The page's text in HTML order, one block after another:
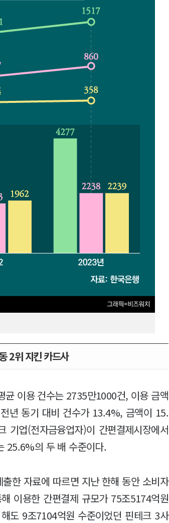
2위 지킨 카드사
균 이용 건수는 2735만1000건, 이용 금액
년 동기 대비 건수가 13.4%, 금액이 15.
기업(전자금융업자)이 간편결제시장에서
25.6%의 두 배 수준이다.
한 자료에 따르면 지난 한해 동안 소비자
이용한 간편결제 규모가 75조5174억원
도 9조7104억원 수준이었던 핀테크 3사